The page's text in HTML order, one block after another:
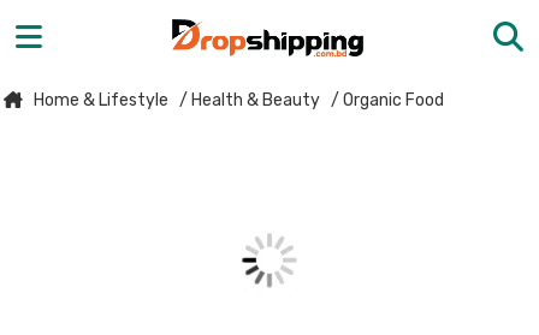
Home & Lifestyle / Health & Beauty / Organic Food